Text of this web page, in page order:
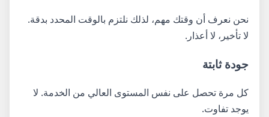
نحن نعرف أن وقتك مهم، لذلك نلتزم بالوقت المحدد بدقة.
لا تأخير، لا أعذار.
جودة ثابتة
كل مرة تحصل على نفس المستوى العالي من الخدمة. لا
يوجد تفاوت.